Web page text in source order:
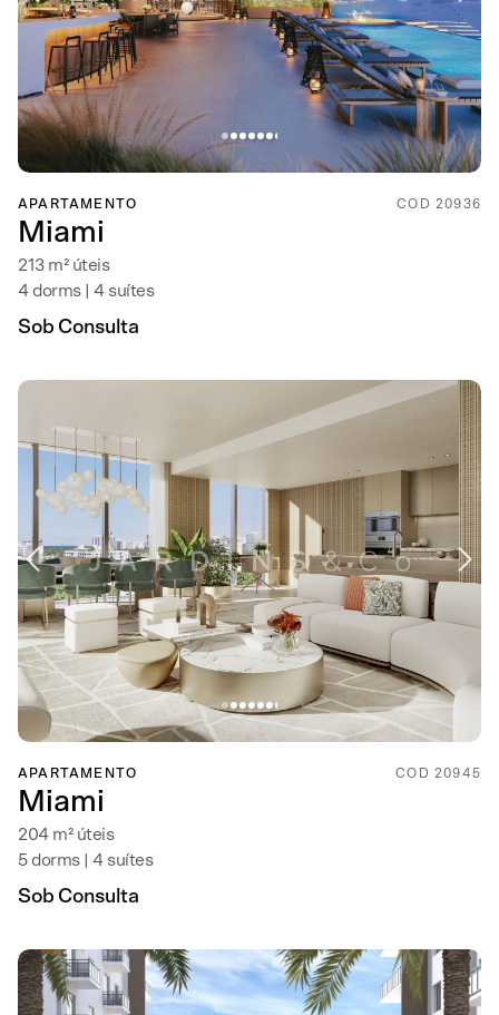
APARTAMENTO COD 20936
Miami
213 m² úteis
4 dorms | 4 suítes
Sob Consulta
APARTAMENTO COD 20945
Miami
204 m² úteis
5 dorms | 4 suítes
Sob Consulta